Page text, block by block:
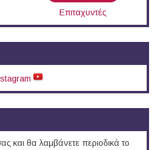
Επιταχυντές
και θα λαμβάνετε περιοδικά το